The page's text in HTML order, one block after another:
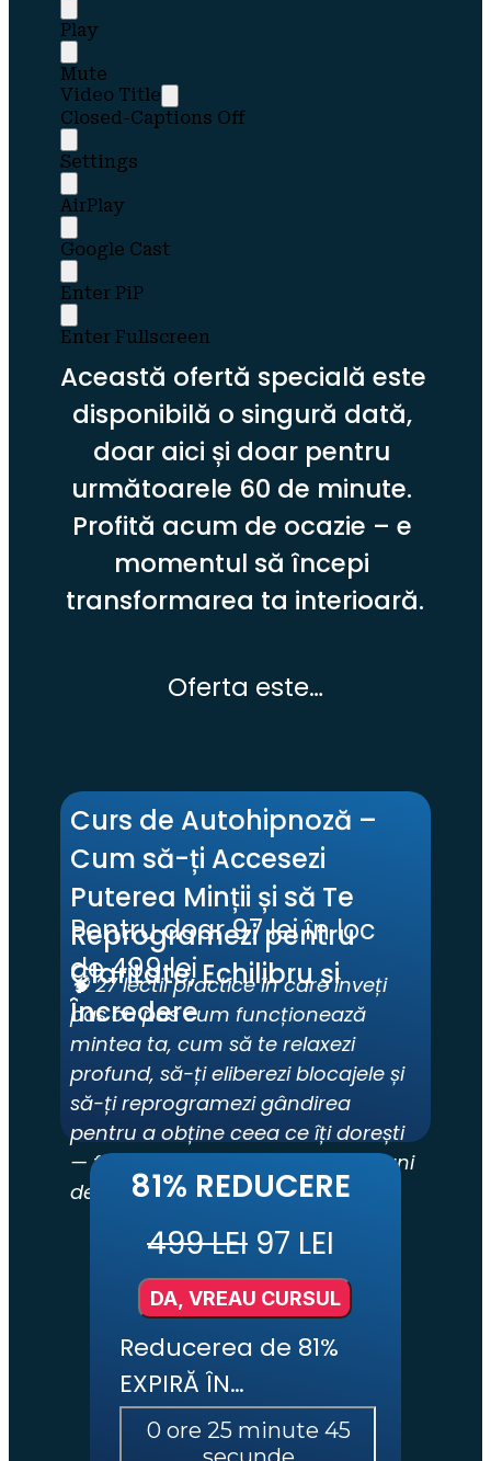
Play
Mute
Video Title
Closed-Captions Off
Settings
AirPlay
Google Cast
Enter PiP
Enter Fullscreen
Această ofertă specială este
disponibilă o singură dată,
doar aici și doar pentru
următoarele 60 de minute.
Profită acum de ocazie – e
momentul să începi
transformarea ta interioară.
Oferta este…
Pentru doar 97 lei în loc
de 499 lei
🧠 27 lectii practice în care înveți
pas cu pas cum funcționează
mintea ta, cum să te relaxezi
profund, să-ți eliberezi blocajele și
să-ți reprogramezi gândirea
pentru a obține ceea ce îți dorești
— fără metode complicate sau ani
de terapie.
Curs de Autohipnoză –
Cum să-ți Accesezi
Puterea Minții și să Te
Reprogramezi pentru
Claritate, Echilibru și
Încredere
81% REDUCERE
DA, VREAU CURSUL
499 LEI 97 LEI
Reducerea de 81%
EXPIRĂ ÎN…